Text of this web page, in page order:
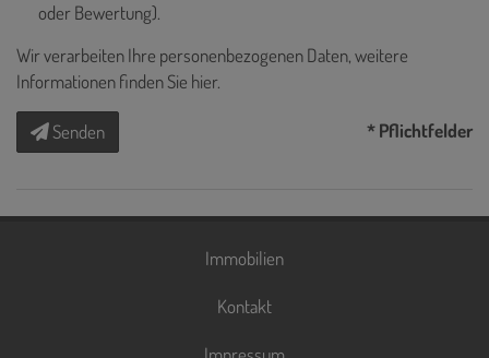
oder Bewertung).
Wir verarbeiten Ihre personenbezogenen Daten, weitere
Informationen finden Sie hier.
Senden * Pflichtfelder
Immobilien
Kontakt